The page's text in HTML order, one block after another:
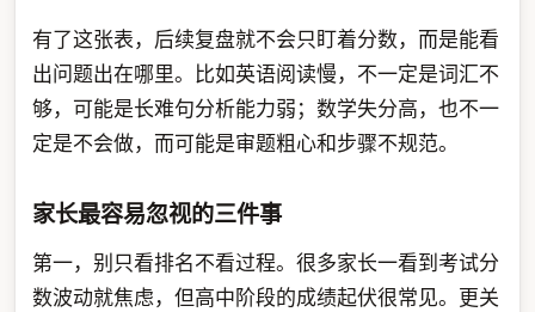
有了这张表，后续复盘就不会只盯着分数，而是能看
出问题出在哪里。比如英语阅读慢，不一定是词汇不
够，可能是长难句分析能力弱；数学失分高，也不一
定是不会做，而可能是审题粗心和步骤不规范。
家长最容易忽视的三件事
第一，别只看排名不看过程。很多家长一看到考试分
数波动就焦虑，但高中阶段的成绩起伏很常见。更关